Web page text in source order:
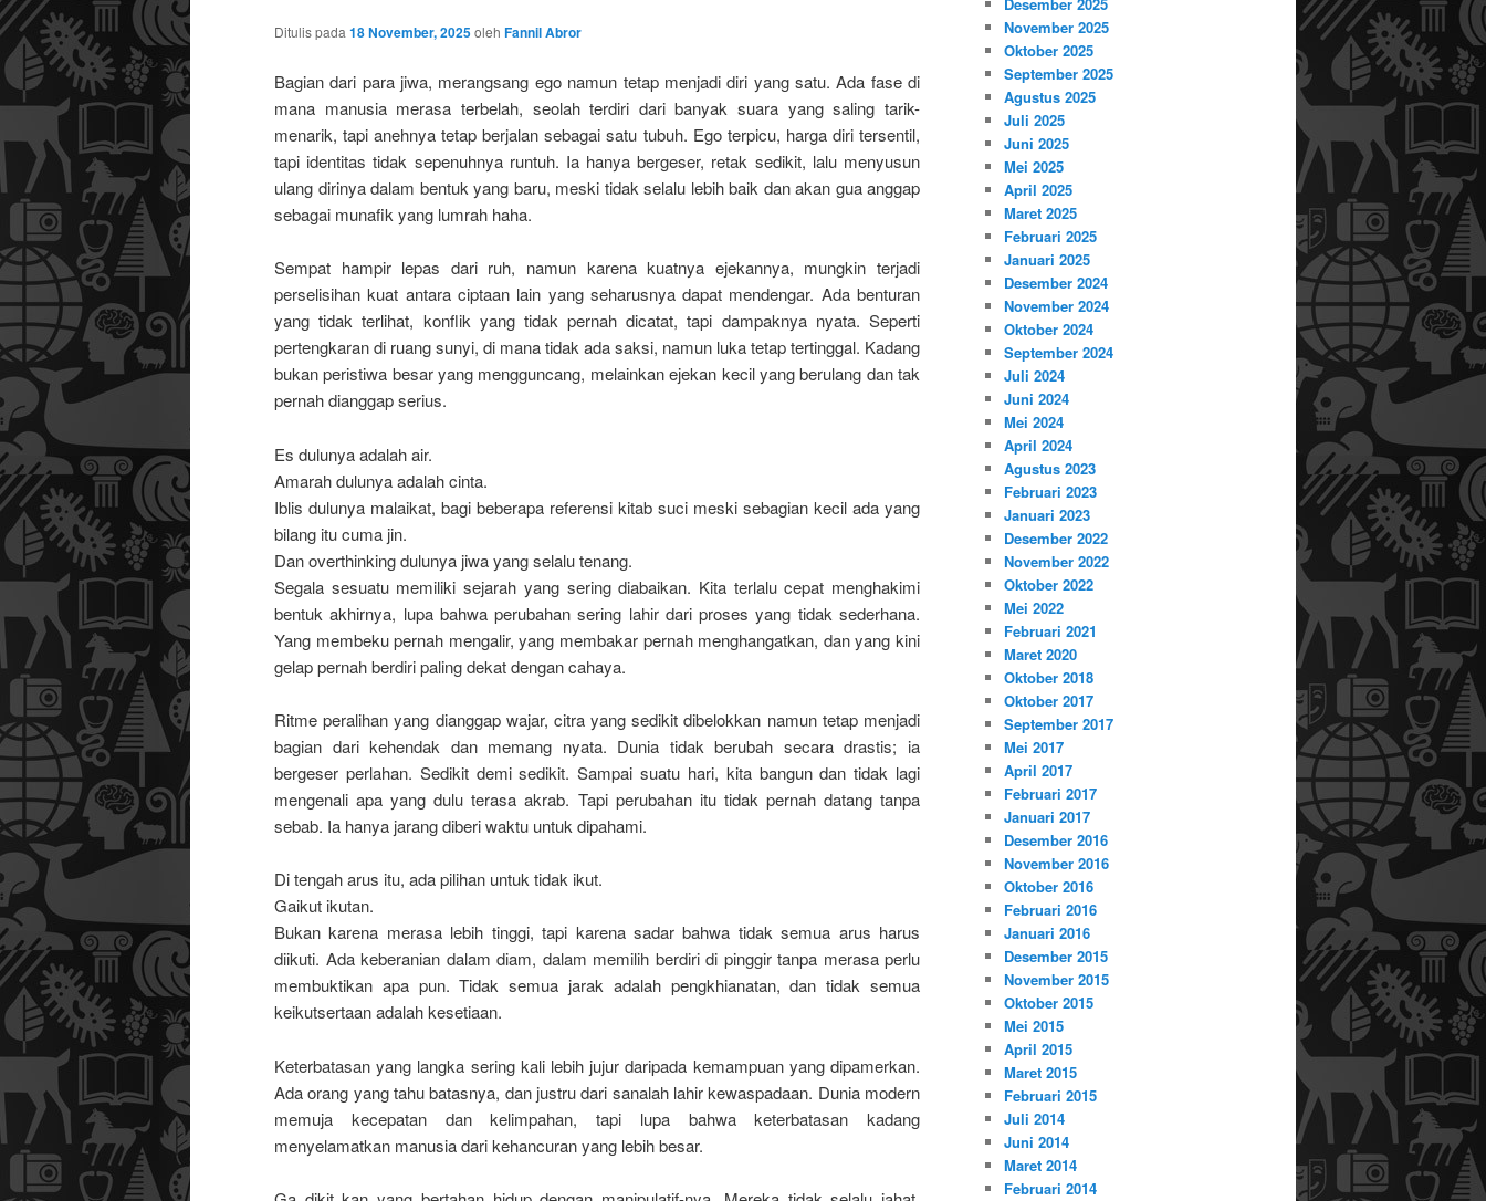
Ditulis pada 18 November, 2025oleh Fannil Abror
Bagian dari para jiwa, merangsang ego namun tetap menjadi diri yang satu. Ada fase di
mana manusia merasa terbelah, seolah terdiri dari banyak suara yang saling tarik-
menarik, tapi anehnya tetap berjalan sebagai satu tubuh. Ego terpicu, harga diri tersentil,
tapi identitas tidak sepenuhnya runtuh. Ia hanya bergeser, retak sedikit, lalu menyusun
ulang dirinya dalam bentuk yang baru, meski tidak selalu lebih baik dan akan gua anggap
sebagai munafik yang lumrah haha.
Sempat hampir lepas dari ruh, namun karena kuatnya ejekannya, mungkin terjadi
perselisihan kuat antara ciptaan lain yang seharusnya dapat mendengar. Ada benturan
yang tidak terlihat, konflik yang tidak pernah dicatat, tapi dampaknya nyata. Seperti
pertengkaran di ruang sunyi, di mana tidak ada saksi, namun luka tetap tertinggal. Kadang
bukan peristiwa besar yang mengguncang, melainkan ejekan kecil yang berulang dan tak
pernah dianggap serius.
Es dulunya adalah air.
Amarah dulunya adalah cinta.
Iblis dulunya malaikat, bagi beberapa referensi kitab suci meski sebagian kecil ada yang
bilang itu cuma jin.
Dan overthinking dulunya jiwa yang selalu tenang.
Segala sesuatu memiliki sejarah yang sering diabaikan. Kita terlalu cepat menghakimi
bentuk akhirnya, lupa bahwa perubahan sering lahir dari proses yang tidak sederhana.
Yang membeku pernah mengalir, yang membakar pernah menghangatkan, dan yang kini
gelap pernah berdiri paling dekat dengan cahaya.
Ritme peralihan yang dianggap wajar, citra yang sedikit dibelokkan namun tetap menjadi
bagian dari kehendak dan memang nyata. Dunia tidak berubah secara drastis; ia
bergeser perlahan. Sedikit demi sedikit. Sampai suatu hari, kita bangun dan tidak lagi
mengenali apa yang dulu terasa akrab. Tapi perubahan itu tidak pernah datang tanpa
sebab. Ia hanya jarang diberi waktu untuk dipahami.
Di tengah arus itu, ada pilihan untuk tidak ikut.
Gaikut ikutan.
Bukan karena merasa lebih tinggi, tapi karena sadar bahwa tidak semua arus harus
diikuti. Ada keberanian dalam diam, dalam memilih berdiri di pinggir tanpa merasa perlu
membuktikan apa pun. Tidak semua jarak adalah pengkhianatan, dan tidak semua
keikutsertaan adalah kesetiaan.
Keterbatasan yang langka sering kali lebih jujur daripada kemampuan yang dipamerkan.
Ada orang yang tahu batasnya, dan justru dari sanalah lahir kewaspadaan. Dunia modern
memuja kecepatan dan kelimpahan, tapi lupa bahwa keterbatasan kadang
menyelamatkan manusia dari kehancuran yang lebih besar.
Desember 2025
November 2025
Oktober 2025
September 2025
Agustus 2025
Juli 2025
Juni 2025
Mei 2025
April 2025
Maret 2025
Februari 2025
Januari 2025
Desember 2024
November 2024
Oktober 2024
September 2024
Juli 2024
Juni 2024
Mei 2024
April 2024
Agustus 2023
Februari 2023
Januari 2023
Desember 2022
November 2022
Oktober 2022
Mei 2022
Februari 2021
Maret 2020
Oktober 2018
Oktober 2017
September 2017
Mei 2017
April 2017
Februari 2017
Januari 2017
Desember 2016
November 2016
Oktober 2016
Februari 2016
Januari 2016
Desember 2015
November 2015
Oktober 2015
Mei 2015
April 2015
Maret 2015
Februari 2015
Juli 2014
Juni 2014
Maret 2014
Februari 2014